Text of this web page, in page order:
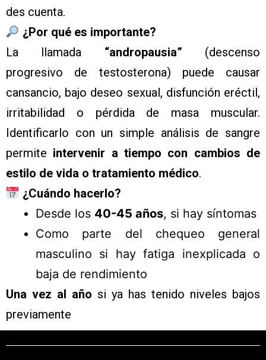
des cuenta.
¿Por qué es importante?
La llamada “andropausia” (descenso
progresivo de testosterona) puede causar
cansancio, bajo deseo sexual, disfunción eréctil,
irritabilidad o pérdida de masa muscular.
Identificarlo con un simple análisis de sangre
permite intervenir a tiempo con cambios de
estilo de vida o tratamiento médico.
¿Cuándo hacerlo?
Desde los 40-45 años, si hay síntomas
Como parte del chequeo general
masculino si hay fatiga inexplicada o
baja de rendimiento
Una vez al año si ya has tenido niveles bajos
previamente